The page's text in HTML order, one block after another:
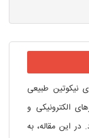
نیکوتین طبیعی
الکترونیکی و
در این مقاله، به